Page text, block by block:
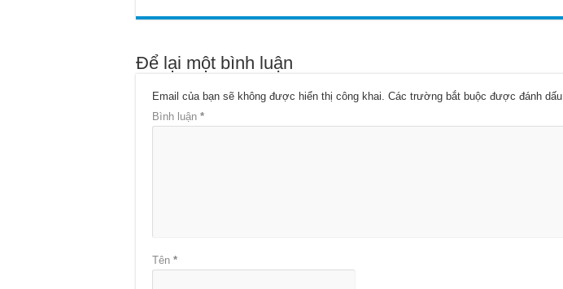
Để lại một bình luận
Email của bạn sẽ không được hiển thị công khai. Các trường bắt buộc được đánh dấu
Bình luận *
Tên *